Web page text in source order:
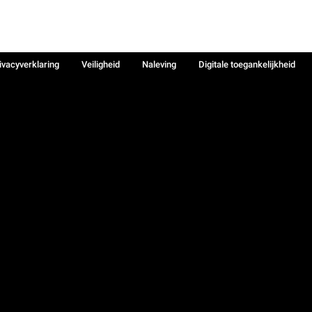
Veiligheid Naleving
Digitale toegankelijkheid